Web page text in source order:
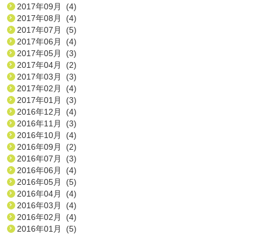
2017年09月 (4)
2017年08月 (4)
2017年07月 (5)
2017年06月 (4)
2017年05月 (3)
2017年04月 (2)
2017年03月 (3)
2017年02月 (4)
2017年01月 (3)
2016年12月 (4)
2016年11月 (3)
2016年10月 (4)
2016年09月 (2)
2016年07月 (3)
2016年06月 (4)
2016年05月 (5)
2016年04月 (4)
2016年03月 (4)
2016年02月 (4)
2016年01月 (5)